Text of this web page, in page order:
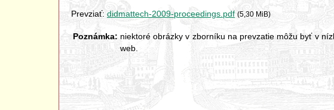
Prevziať: didmattech-2009-proceedings.pdf (5,30 MiB)
Poznámka: niektoré obrázky v zborníku na prevzatie môžu byť v
web.